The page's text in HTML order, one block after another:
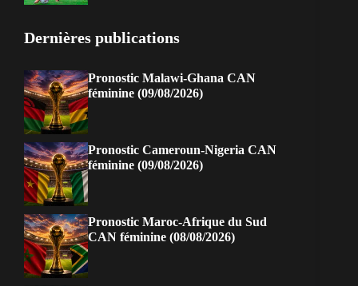
Dernières publications
Pronostic Malawi-Ghana CAN
féminine (09/08/2026)
Pronostic Cameroun-Nigeria CAN
féminine (09/08/2026)
Pronostic Maroc-Afrique du Sud
CAN féminine (08/08/2026)